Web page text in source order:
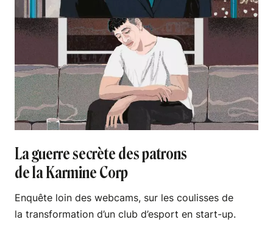
La guerre secrète des patrons
de la Karmine Corp
Enquête loin des webcams, sur les coulisses de
la transformation d’un club d’esport en start-up.